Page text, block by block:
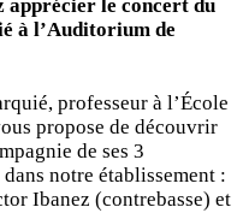
apprécier le concert du
à l’Auditorium de
professeur à l’École
propose de découvrir
de ses 3
notre établissement :
Ibanez (contrebasse) et